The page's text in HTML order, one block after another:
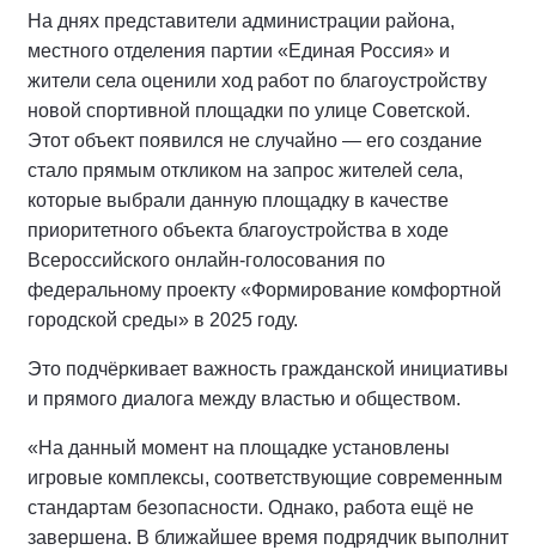
На днях представители администрации района,
местного отделения партии «Единая Россия» и
жители села оценили ход работ по благоустройству
новой спортивной площадки по улице Советской.
Этот объект появился не случайно — его создание
стало прямым откликом на запрос жителей села,
которые выбрали данную площадку в качестве
приоритетного объекта благоустройства в ходе
Всероссийского онлайн-голосования по
федеральному проекту «Формирование комфортной
городской среды» в 2025 году.
Это подчёркивает важность гражданской инициативы
и прямого диалога между властью и обществом.
«На данный момент на площадке установлены
игровые комплексы, соответствующие современным
стандартам безопасности. Однако, работа ещё не
завершена. В ближайшее время подрядчик выполнит